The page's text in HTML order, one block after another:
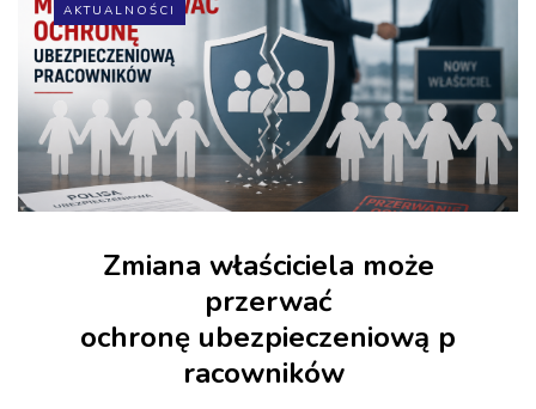
AKTUALNOŚCI
Zmiana właściciela może
przerwać
ochronę ubezpieczeniową p
racowników